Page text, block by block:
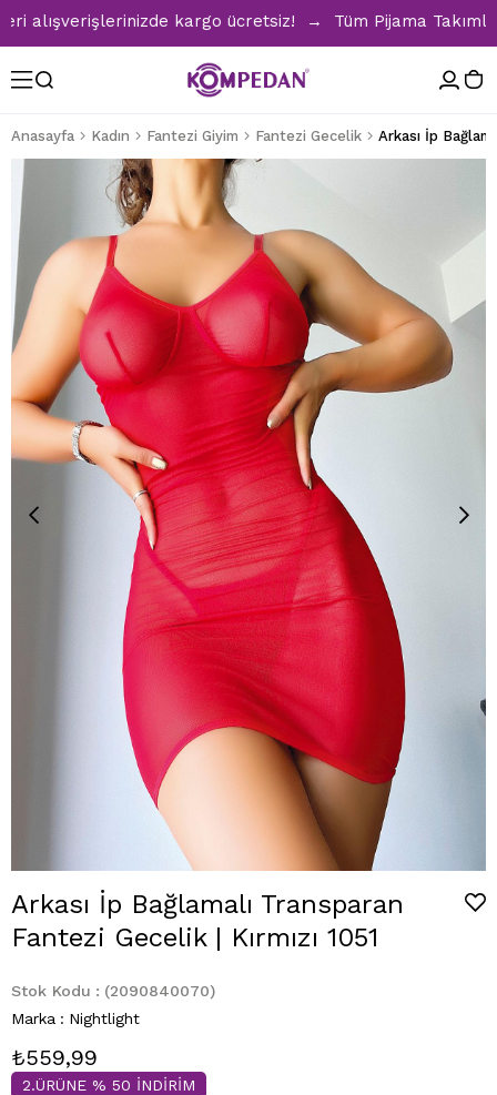
kargo ücretsiz! → Tüm Pijama
Anasayfa Kadın Fantezi Giyim Fantezi Gecelik
Arkası İp Bağlamalı Transparan
Fantezi Gecelik | Kırmızı 1051
Stok Kodu
(2090840070)
Marka : Nightlight
₺559,99
2.ÜRÜNE % 50 İNDİRİM